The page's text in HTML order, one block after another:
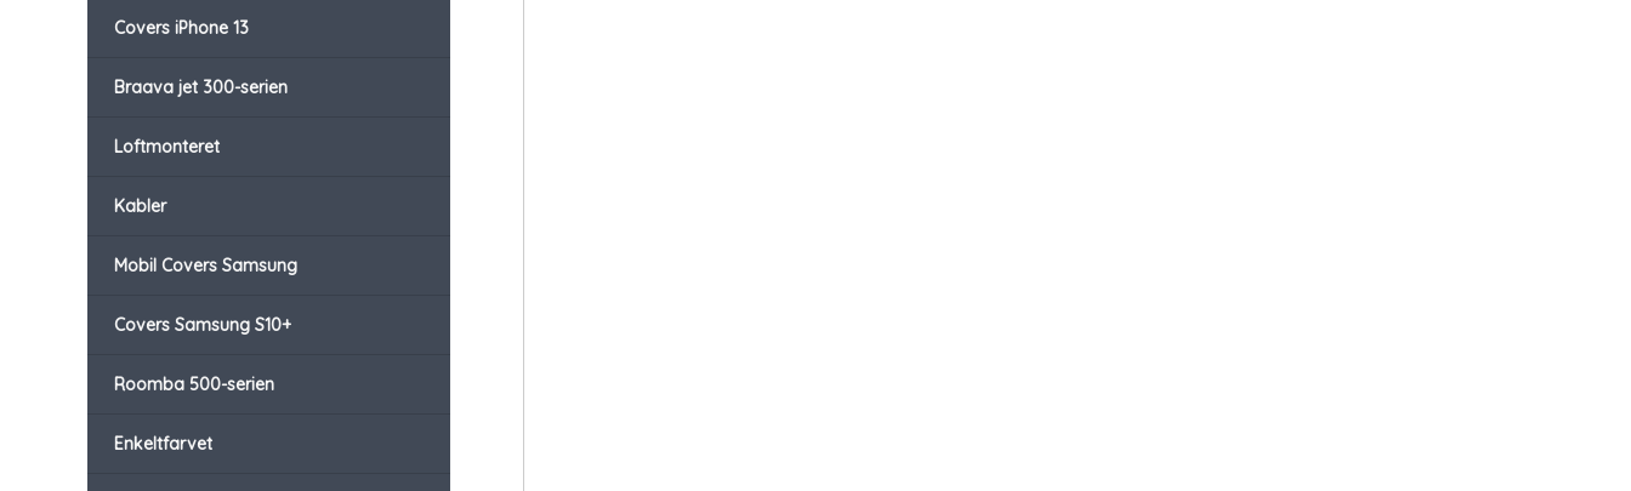
Covers iPhone 13
Braava jet 300-serien
Loftmonteret
Kabler
Mobil Covers Samsung
Covers Samsung S10+
Roomba 500-serien
Enkeltfarvet